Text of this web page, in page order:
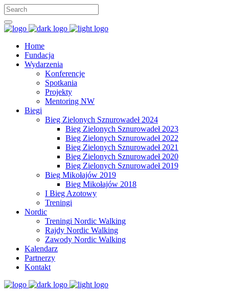
Home
Fundacja
Wydarzenia
Konferencje
Spotkania
Projekty
Mentoring NW
Biegi
Bieg Zielonych Sznurowadeł 2024
Bieg Zielonych Sznurowadeł 2023
Bieg Zielonych Sznurowadeł 2022
Bieg Zielonych Sznurowadeł 2021
Bieg Zielonych Sznurowadeł 2020
Bieg Zielonych Sznurowadeł 2019
Bieg Mikołajów 2019
Bieg Mikołajów 2018
I Bieg Azotowy
Treningi
Nordic
Treningi Nordic Walking
Rajdy Nordic Walking
Zawody Nordic Walking
Kalendarz
Partnerzy
Kontakt